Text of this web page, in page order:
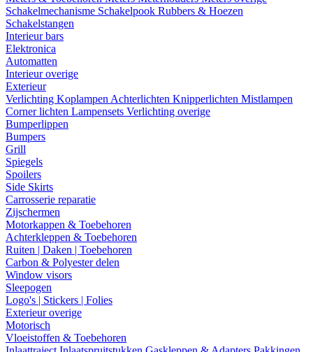
Schakelmechanisme Schakelpook Rubbers & Hoezen
Schakelstangen
Interieur bars
Elektronica
Automatten
Interieur overige
Exterieur
Verlichting Koplampen Achterlichten Knipperlichten Mistlampen
Corner lichten Lampensets Verlichting overige
Bumperlippen
Bumpers
Grill
Spiegels
Spoilers
Side Skirts
Carrosserie reparatie
Zijschermen
Motorkappen & Toebehoren
Achterkleppen & Toebehoren
Ruiten | Daken | Toebehoren
Carbon & Polyester delen
Window visors
Sleepogen
Logo's | Stickers | Folies
Exterieur overige
Motorisch
Vloeistoffen & Toebehoren